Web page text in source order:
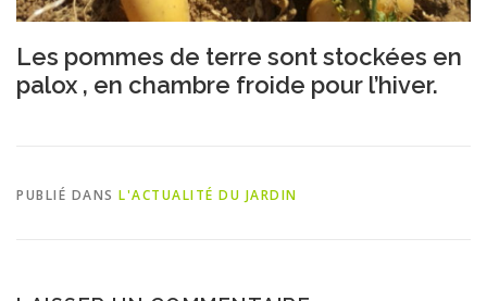
Les pommes de terre sont stockées en
palox , en chambre froide pour l’hiver.
PUBLIÉ DANS L'ACTUALITÉ DU JARDIN